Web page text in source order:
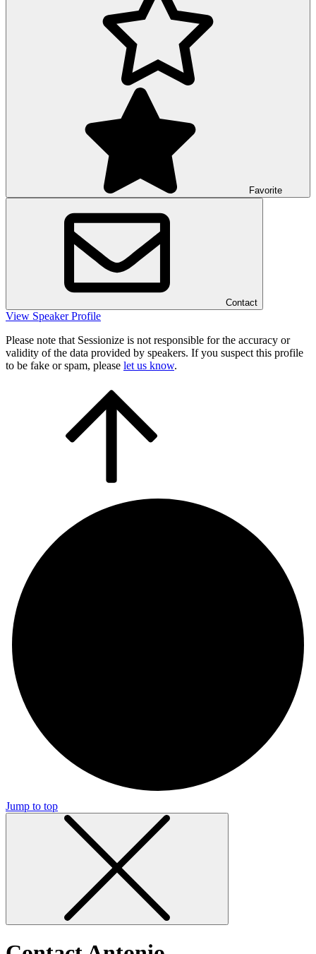
Favorite
Contact
View Speaker Profile
Please note that Sessionize is not responsible for the accuracy or
validity of the data provided by speakers. If you suspect this profile
to be fake or spam, please let us know.
Jump to top